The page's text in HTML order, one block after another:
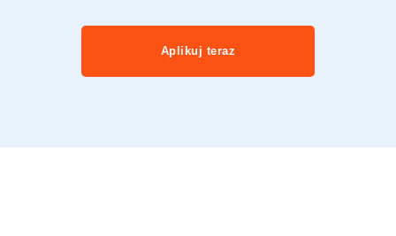
Aplikuj teraz